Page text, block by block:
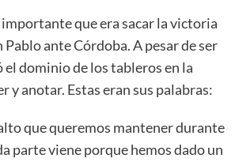
que era sacar la victoria
ante Córdoba. A pesar de ser
dominio de los tableros en la
anotar. Estas eran sus palabras:
que queremos mantener durante
parte viene porque hemos dado un